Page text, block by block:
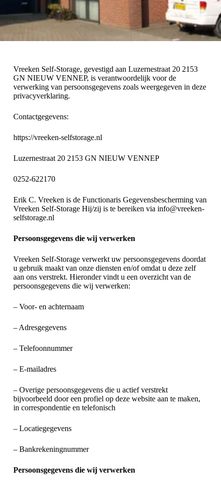
Vreeken Self-Storage, gevestigd aan Luzernestraat 20 2153
GN NIEUW VENNEP, is verantwoordelijk voor de
verwerking van persoonsgegevens zoals weergegeven in deze
privacyverklaring.
Contactgegevens:
https://vreeken-selfstorage.nl
Luzernestraat 20 2153 GN NIEUW VENNEP
0252-622170
Erik C. Vreeken is de Functionaris Gegevensbescherming van
Vreeken Self-Storage Hij/zij is te bereiken via info@vreeken-
selfstorage.nl
Persoonsgegevens die wij verwerken
Vreeken Self-Storage verwerkt uw persoonsgegevens doordat
u gebruik maakt van onze diensten en/of omdat u deze zelf
aan ons verstrekt. Hieronder vindt u een overzicht van de
persoonsgegevens die wij verwerken:
– Voor- en achternaam
– Adresgegevens
– Telefoonnummer
– E-mailadres
– Overige persoonsgegevens die u actief verstrekt
bijvoorbeeld door een profiel op deze website aan te maken,
in correspondentie en telefonisch
– Locatiegegevens
– Bankrekeningnummer
Persoonsgegevens die wij verwerken